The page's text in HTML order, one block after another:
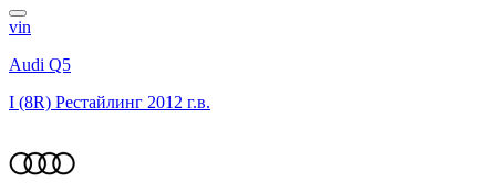
vin
Audi Q5
I (8R) Рестайлинг 2012 г.в.